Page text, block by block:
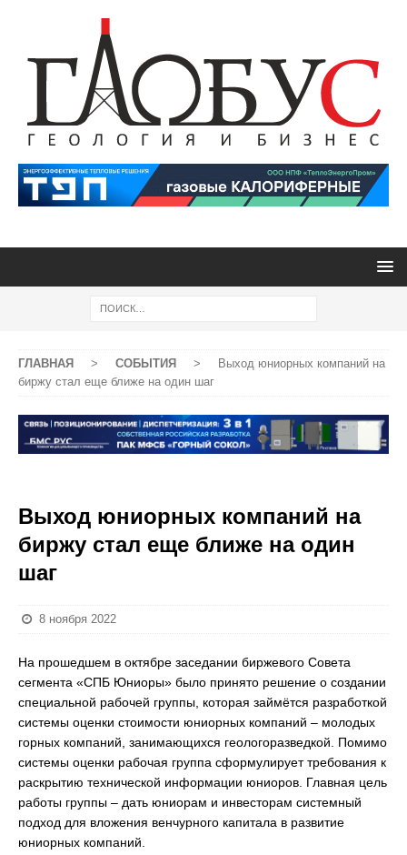
ГЛАВНАЯ > СОБЫТИЯ >
Выход юниорных компаний на
биржу стал еще ближе на один шаг
Выход юниорных компаний на
биржу стал еще ближе на один
шаг
8 ноября 2022
На прошедшем в октябре заседании биржевого Совета
сегмента «СПБ Юниоры» было принято решение о создании
специальной рабочей группы, которая займётся разработкой
системы оценки стоимости юниорных компаний – молодых
горных компаний, занимающихся геологоразведкой. Помимо
системы оценки рабочая группа сформулирует требования к
раскрытию технической информации юниоров. Главная цель
работы группы – дать юниорам и инвесторам системный
подход для вложения венчурного капитала в развитие
юниорных компаний.